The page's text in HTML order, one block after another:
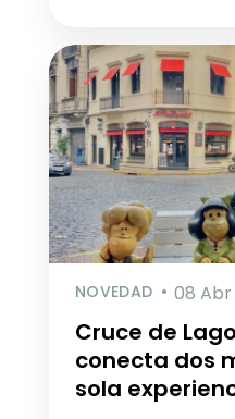
NOVEDAD 08 Abr
Cruce de
conecta dos
sola